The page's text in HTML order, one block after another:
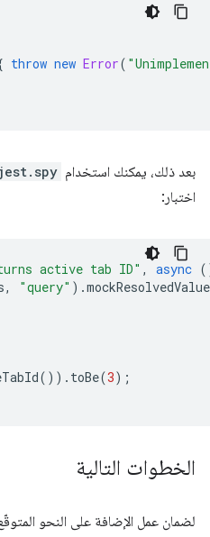
throw new Error(
بعد ذلك، يمكنك استخدام
اختبار:
active tab ID" , async
, "query" ).mockResolvedValue
()). toBe(3);
الخطوات التالية
لضمان عمل الإضافة على النحو